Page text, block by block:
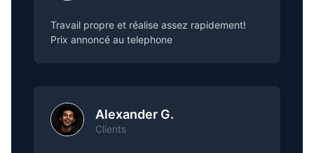
Travail propre et réalise assez rapidement!
Prix annoncé au telephone
Alexander G.
Clients